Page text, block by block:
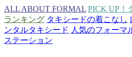
ャ
ツ
ALL ABOUT FORMAL PICK UP！
ランキング タキシードの着こなし
ンタルタキシード 人気のフォーマ
ステーション